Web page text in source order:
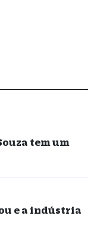
tem um
e a indústria